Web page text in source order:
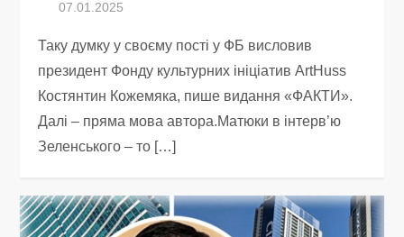
Таку думку у своєму пості у ФБ висловив
президент Фонду культурних ініціатив ArtHuss
Костянтин Кожемяка, пише видання «ФАКТИ».
Далі – пряма мова автора.Матюки в інтерв’ю
Зеленського – то […]